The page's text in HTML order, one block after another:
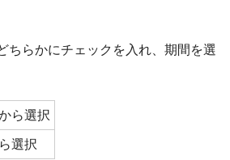
ちらかにチェックを入れ、期間を選
ら選択
選択